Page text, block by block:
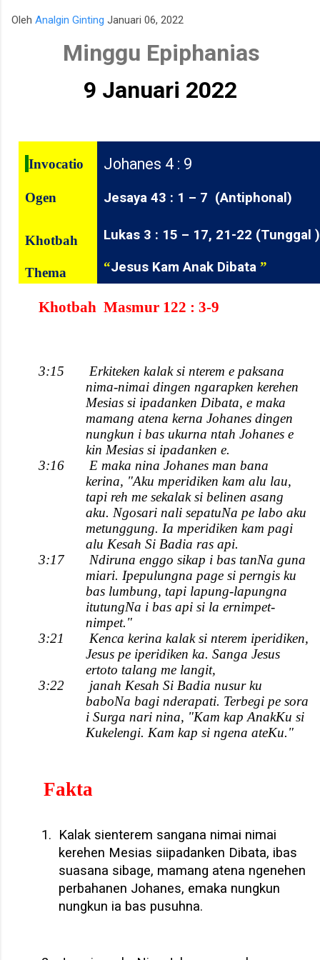
para talenta muda berpotensi tinggi seperti IM Satria Duta
yang diperkuat jajaran Master Internasional Wanita (WIM)
seperti Shafira Devi Herfesa, Laysa Latifah, Ummi Fisabilillah,
dan Chelsea Monica Ignesias Sihite memiliki kedalaman sku...
Oleh Analgin Ginting Januari 06, 2022
Minggu Epiphanias
9 Januari 2022
Invocatio Johanes 4 : 9
Ogen Jesaya 43 : 1 – 7 (Antiphonal)
Khotbah Lukas 3 : 15 – 17, 21-22 (Tunggal )
Thema “Jesus Kam Anak Dibata”
Khotbah Masmur 122 : 3-9
3:15
Erkiteken kalak si nterem e paksana
nima-nimai dingen ngarapken kerehen
Mesias si ipadanken Dibata, e maka
mamang atena kerna Johanes dingen
nungkun i bas ukurna ntah Johanes e
kin Mesias si ipadanken e.
3:16
E maka nina Johanes man bana
kerina, "Aku mperidiken kam alu lau,
tapi reh me sekalak si belinen asang
aku. Ngosari nali sepatuNa pe labo aku
metunggung. Ia mperidiken kam pagi
alu Kesah Si Badia ras api.
3:17
Ndiruna enggo sikap i bas tanNa guna
miari. Ipepulungna page si perngis ku
bas lumbung, tapi lapung-lapungna
itutungNa i bas api si la ernimpet-
nimpet."
3:21
Kenca kerina kalak si nterem iperidiken,
Jesus pe iperidiken ka. Sanga Jesus
ertoto talang me langit,
3:22
janah Kesah Si Badia nusur ku
baboNa bagi nderapati. Terbegi pe sora
i Surga nari nina, "Kam kap AnakKu si
Kukelengi. Kam kap si ngena ateKu."
Fakta
1.
Kalak sienterem sangana nimai nimai
kerehen Mesias siipadanken Dibata, ibas
suasana sibage, mamang atena ngenehen
perbahanen Johanes, emaka nungkun
nungkun ia bas pusuhna.